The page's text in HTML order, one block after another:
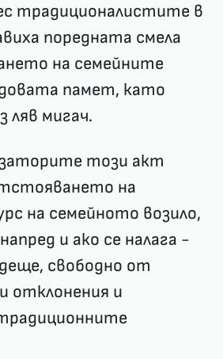
традиционалистите в
поредната смела
на семейните
памет, като
ляв мигач.
този акт
на
на семейното возило,
и ако се налага -
свободно от
отклонения и